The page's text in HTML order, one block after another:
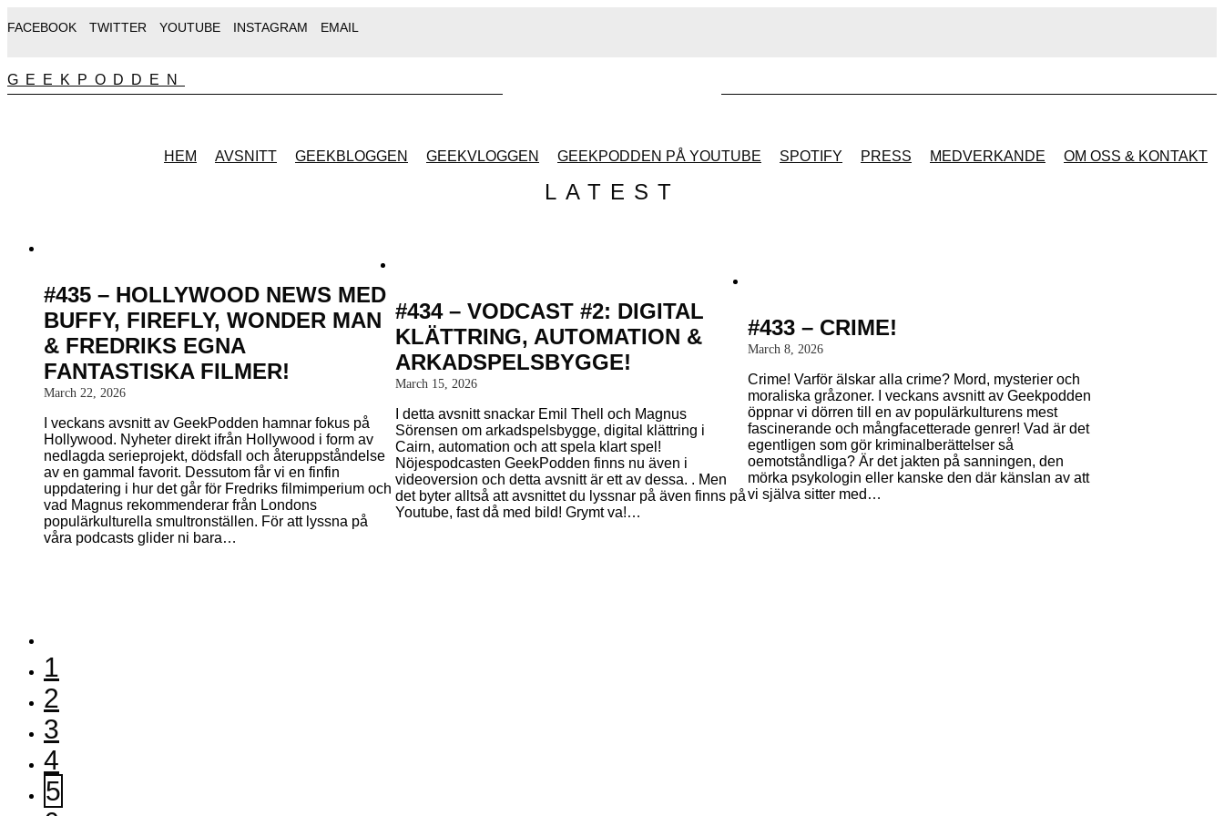
FACEBOOK TWITTER YOUTUBE INSTAGRAM EMAIL
GEEKPODDEN
HEM AVSNITT GEEKBLOGGEN GEEKVLOGGEN GEEKPODDEN PÅ YOUTUBE
GEEKPODDENS
SPOTIFY PRESS MEDVERKANDE OM OSS & KONTAKT
LATEST
#435 – HOLLYWOOD NEWS MED
BUFFY, FIREFLY, WONDER MAN
& FREDRIKS EGNA
FANTASTISKA FILMER!
March 22, 2026
I veckans avsnitt av GeekPodden hamnar fokus på
Hollywood. Nyheter direkt ifrån Hollywood i form av
nedlagda serieprojekt, dödsfall och återuppståndelse
av en gammal favorit. Dessutom får vi en finfin
uppdatering i hur det går för Fredriks filmimperium och
vad Magnus rekommenderar från Londons
populärkulturella smultronställen. För att lyssna på
våra podcasts glider ni bara…
#434 – VODCAST #2: DIGITAL
KLÄTTRING, AUTOMATION &
ARKADSPELSBYGGE!
March 15, 2026
I detta avsnitt snackar Emil Thell och Magnus
Sörensen om arkadspelsbygge, digital klättring i
Cairn, automation och att spela klart spel!
Nöjespodcasten GeekPodden finns nu även i
videoversion och detta avsnitt är ett av dessa. . Men
det byter alltså att avsnittet du lyssnar på även finns på
Youtube, fast då med bild! Grymt va!…
#433 – CRIME!
March 8, 2026
Crime! Varför älskar alla crime? Mord, mysterier och
moraliska gråzoner. I veckans avsnitt av Geekpodden
öppnar vi dörren till en av populärkulturens mest
fascinerande och mångfacetterade genrer! Vad är det
egentligen som gör kriminalberättelser så
oemotståndliga? Är det jakten på sanningen, den
mörka psykologin eller kanske den där känslan av att
vi själva sitter med…
1
2
3
4
5